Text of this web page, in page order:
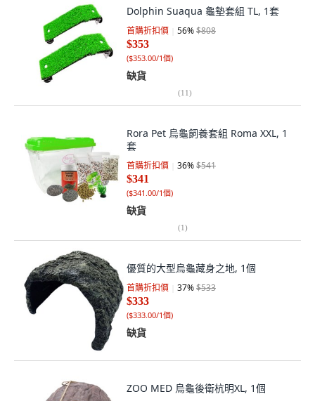
Dolphin Suaqua 龜墊套組 TL, 1套
首購折扣價 56%$808
$353
($353.00/1個)
缺貨
(11)
Rora Pet 烏龜飼養套組 Roma XXL, 1
套
首購折扣價 36%$541
$341
($341.00/1個)
缺貨
(1)
優質的大型烏龜藏身之地, 1個
首購折扣價 37%$533
$333
($333.00/1個)
缺貨
ZOO MED 烏龜後衛杭明XL, 1個